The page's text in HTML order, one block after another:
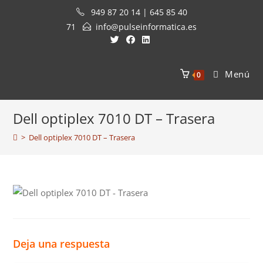
949 87 20 14 | 645 85 40
71
info@pulseinformatica.es
0 Menú
Dell optiplex 7010 DT – Trasera
> Dell optiplex 7010 DT – Trasera
Deja una respuesta